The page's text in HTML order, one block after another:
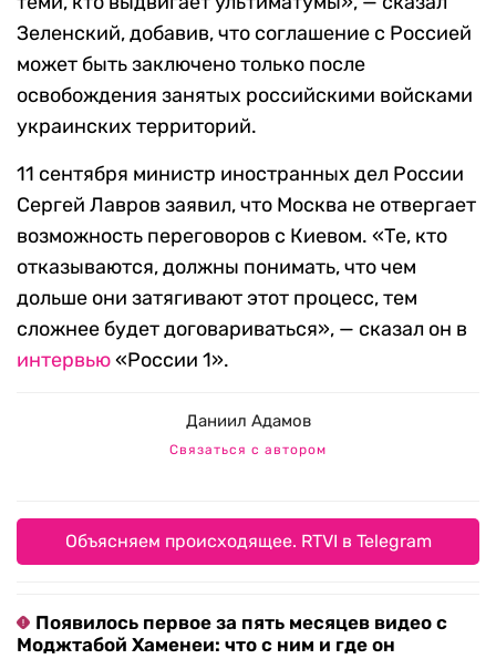
Зеленский, добавив, что соглашение с Россией
может быть заключено только после
освобождения занятых российскими войсками
украинских территорий.
11 сентября министр иностранных дел России
Сергей Лавров заявил, что Москва не отвергает
возможность переговоров с Киевом. «Те, кто
отказываются, должны понимать, что чем
дольше они затягивают этот процесс, тем
сложнее будет договариваться», — сказал он в
интервью«России 1».
Даниил Адамов
Связаться с автором
Объясняем происходящее. RTVI в Telegram
Появилось первое за пять месяцев видео с
Моджтабой Хаменеи: что с ним и где он